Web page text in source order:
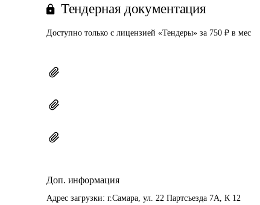
Тендерная документация
Доступно только с лицензией «Тендеры» за 750 ₽ в мес
Доп. информация
Адрес загрузки: г.Самара, ул. 22 Партсъезда 7А, К 12